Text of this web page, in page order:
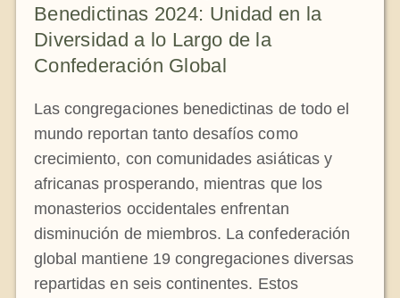
Benedictinas 2024: Unidad en la
Diversidad a lo Largo de la
Confederación Global
Las congregaciones benedictinas de todo el
mundo reportan tanto desafíos como
crecimiento, con comunidades asiáticas y
africanas prosperando, mientras que los
monasterios occidentales enfrentan
disminución de miembros. La confederación
global mantiene 19 congregaciones diversas
repartidas en seis continentes. Estos